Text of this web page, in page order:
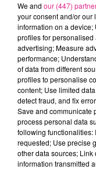
Crédit :DIRECT FM
Envie de
D!RECT FM
semaines une
vos Carrefour
Moselle
We and our (447)
your consent and/or our
information on a
profiles for
advertising; Measure
performance;
of data from different
profiles to personalise
content; Use limited
detect fraud, and fix
Save and communicate
process personal data
following functionalities:
requested; Use precise
other data sources;
information transmitted